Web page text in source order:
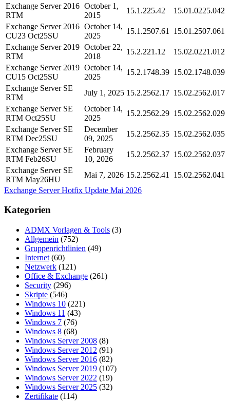
Exchange Server 2016
RTM
October 1,
2015
15.1.225.42
15.01.0225.042
Exchange Server 2016
CU23 Oct25SU
October 14,
2025
15.1.2507.61
15.01.2507.061
Exchange Server 2019
RTM
October 22,
2018
15.2.221.12
15.02.0221.012
Exchange Server 2019
CU15 Oct25SU
October 14,
2025
15.2.1748.39 15.02.1748.039
Exchange Server SE
RTM
July 1, 2025 15.2.2562.17 15.02.2562.017
Exchange Server SE
RTM Oct25SU
October 14,
2025
15.2.2562.29 15.02.2562.029
Exchange Server SE
RTM Dec25SU
December
09, 2025
15.2.2562.35 15.02.2562.035
Exchange Server SE
RTM Feb26SU
February
10, 2026
15.2.2562.37 15.02.2562.037
Exchange Server SE
RTM May26HU
Mai 7, 2026 15.2.2562.41
15.02.2562.041
Exchange Server Hotfix Update Mai 2026
Kategorien
ADMX Vorlagen & Tools (3)
Allgemein (752)
Gruppenrichtlinien (49)
Internet (60)
Netzwerk (121)
Office & Exchange (261)
Security (296)
Skripte (546)
Windows 10 (221)
Windows 11 (43)
Windows 7 (76)
Windows 8 (68)
Windows Server 2008 (8)
Windows Server 2012 (91)
Windows Server 2016 (82)
Windows Server 2019 (107)
Windows Server 2022 (19)
Windows Server 2025 (32)
Zertifikate (114)